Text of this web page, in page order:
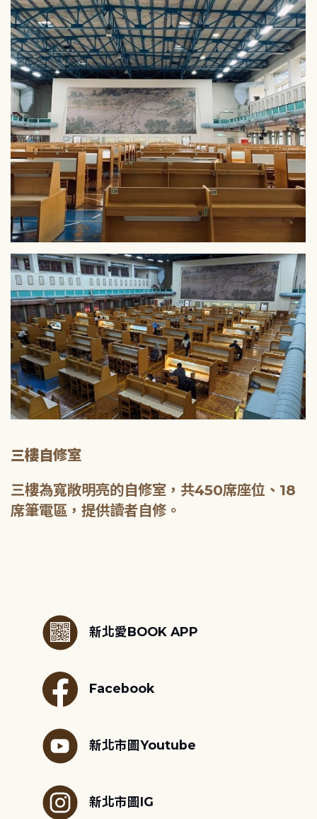
三樓自修室
三樓為寬敞明亮的自修室，共450席座位、18
席筆電區，提供讀者自修。
新北愛BOOK APP
Facebook
新北市圖Youtube
新北市圖IG